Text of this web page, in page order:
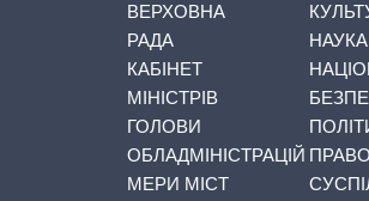
ВЕРХОВНА
РАДА
КАБІНЕТ
МІНІСТРІВ
ГОЛОВИ
ОБЛАДМІНІСТРАЦІЙ
МЕРИ МІСТ
НАУКА
ПРАВО